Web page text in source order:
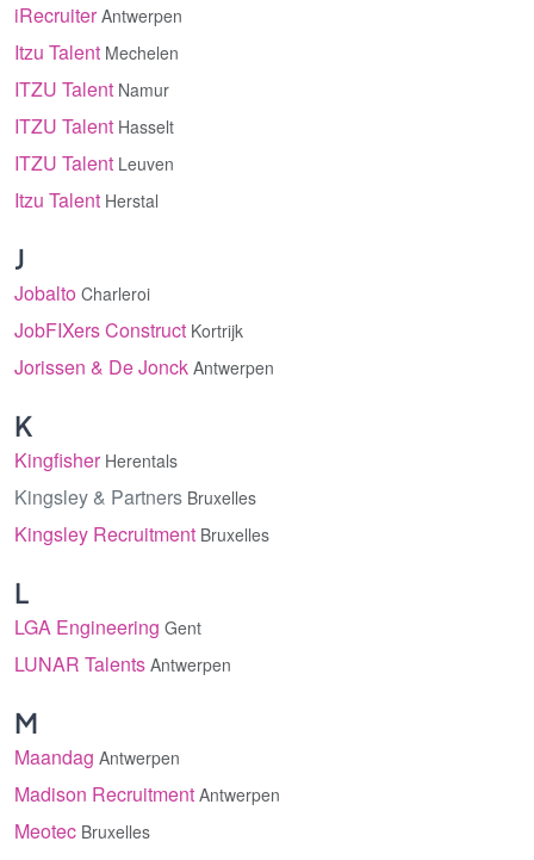
iRecruiterAntwerpen
Itzu Talent Mechelen
ITZU Talent Namur
ITZU Talent Hasselt
ITZU Talent Leuven
Itzu Talent Herstal
J
Jobalto Charleroi
JobFIXers Construct Kortrijk
Jorissen & De Jonck Antwerpen
K
Kingfisher Herentals
Kingsley & Partners Bruxelles
Kingsley Recruitment Bruxelles
L
LGA Engineering Gent
LUNAR Talents Antwerpen
M
Maandag Antwerpen
Madison Recruitment Antwerpen
Meotec Bruxelles